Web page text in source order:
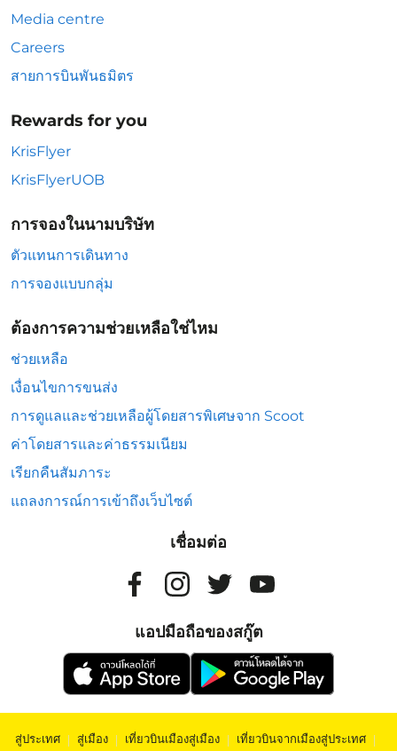
Media centre
Careers
สายการบินพันธมิตร
Rewards for you
KrisFlyer
KrisFlyerUOB
การจองในนามบริษัท
ตัวแทนการเดินทาง
การจองแบบกลุ่ม
ต้องการความช่วยเหลือใช่ไหม
ช่วยเหลือ
เงื่อนไขการขนส่ง
การดูแลและช่วยเหลือผู้โดยสารพิเศษจาก Scoot
ค่าโดยสารและค่าธรรมเนียม
เรียกคืนสัมภาระ
แถลงการณ์การเข้าถึงเว็บไซต์
เชื่อมต่อ
แอปมือถือของสกู๊ต
สู่ประเทศ | สู่เมือง | เที่ยวบินเมืองสู่เมือง | เที่ยวบินจากเมืองสู่ประเทศ |